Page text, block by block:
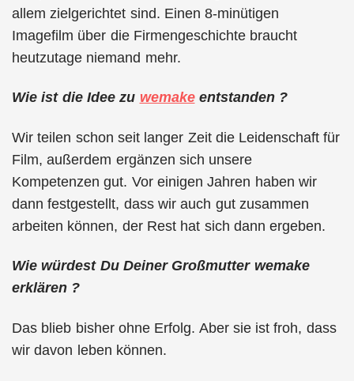
allem zielgerichtet sind. Einen 8-minütigen
Imagefilm über die Firmengeschichte braucht
heutzutage niemand mehr.
Wie ist die Idee zu wemakeentstanden ?
Wir teilen schon seit langer Zeit die Leidenschaft für
Film, außerdem ergänzen sich unsere
Kompetenzen gut. Vor einigen Jahren haben wir
dann festgestellt, dass wir auch gut zusammen
arbeiten können, der Rest hat sich dann ergeben.
Wie würdest Du Deiner Großmutter wemake
erklären ?
Das blieb bisher ohne Erfolg. Aber sie ist froh, dass
wir davon leben können.